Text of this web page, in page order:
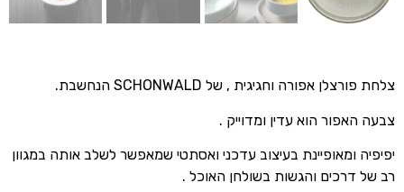
צלחת פורצלן אפורה וחגיגית , של SCHONWALD הנחשבת.
צבעה האפור הוא עדין ומדוייק .
יפיפיה ומאופיינת בעיצוב עדכני ואסתטי שמאפשר לשלב אותה במגוון
רב של דרכים והגשות בשולחן האוכל .